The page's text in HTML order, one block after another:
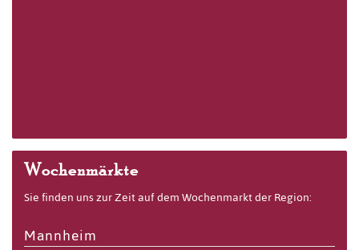
Wochenmärkte
Sie finden uns zur Zeit auf dem Wochenmarkt der Region:
Mannheim